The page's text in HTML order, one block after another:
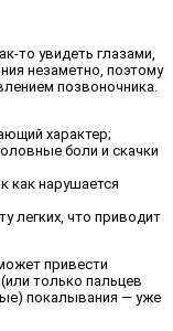
то увидеть глазами,
незаметно, поэтому
позвоночника.
характер;
боли и скачки
как нарушается
легких, что приводит
привести
только пальцев
покалывания — уже